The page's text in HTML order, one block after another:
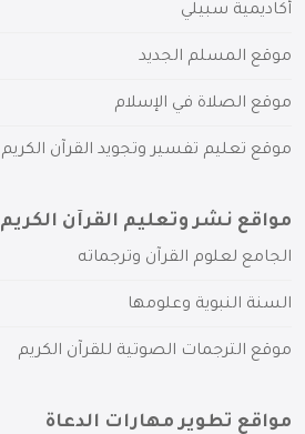
أكاديمية سبيلي
موقع المسلم الجديد
موقع الصلاة في الإسلام
موقع تعليم تفسير وتجويد القرآن الكريم
مواقع نشر وتعليم القرآن الكريم
الجامع لعلوم القرآن وترجماته
السنة النبوية وعلومها
موقع الترجمات الصوتية للقرآن الكريم
مواقع تطوير مهارات الدعاة